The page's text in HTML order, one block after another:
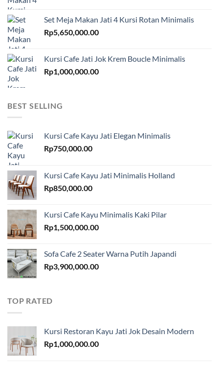
Set Meja Makan Jati 4 Kursi Rotan Minimalis
Rp5,650,000.00
Kursi Cafe Jati Jok Krem Boucle Minimalis
Rp1,000,000.00
BEST SELLING
Kursi Cafe Kayu Jati Elegan Minimalis
Rp750,000.00
Kursi Cafe Kayu Jati Minimalis Holland
Rp850,000.00
Kursi Cafe Kayu Minimalis Kaki Pilar
Rp1,500,000.00
Sofa Cafe 2 Seater Warna Putih Japandi
Rp3,900,000.00
TOP RATED
Kursi Restoran Kayu Jati Jok Desain Modern
Rp1,000,000.00